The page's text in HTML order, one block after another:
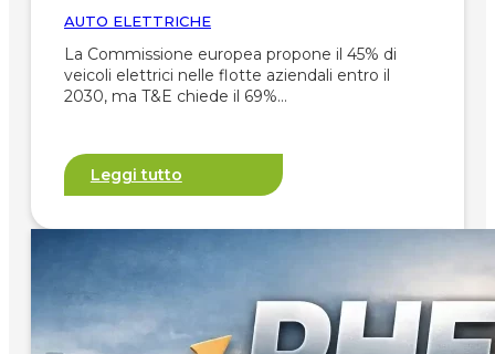
AUTO ELETTRICHE
La Commissione europea propone il 45% di
veicoli elettrici nelle flotte aziendali entro il
2030, ma T&E chiede il 69%…
Leggi tutto